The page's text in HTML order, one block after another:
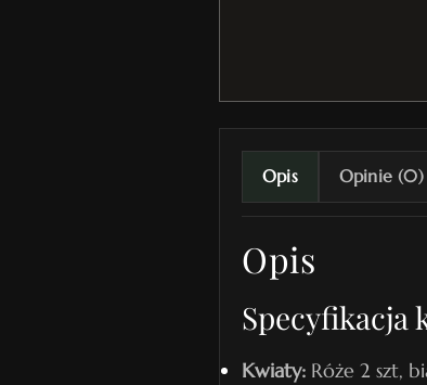
Opis Opinie (0)
Opis
Specyfikacja
Kwiaty: Róże 2 szt,